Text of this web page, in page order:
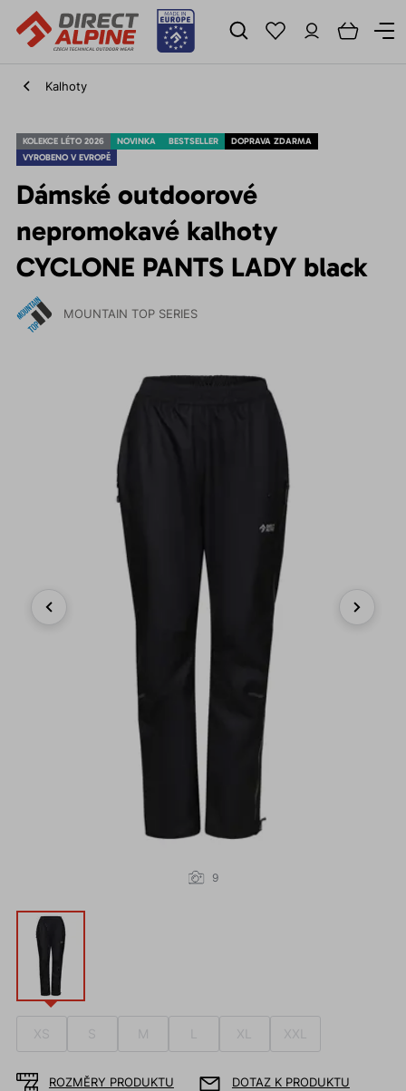
Kalhoty
KOLEKCE LÉTO 2026 NOVINKA BESTSELLER
DOPRAVA ZDARMA
VYROBENO V EVROPĚ
Dámské outdoorové
nepromokavé kalhoty
CYCLONE PANTS LADY black
MOUNTAIN TOP SERIES
9
XS S M XL XXL
ROZMĚRY PRODUKTU DOTAZ K PRODUKTU